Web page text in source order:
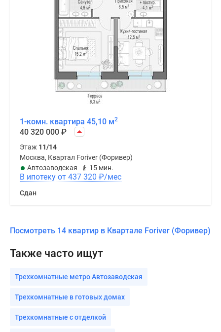
1-комн. квартира 45,10 м2
40 320 000 ₽
Этаж 11/14
Москва, Квартал Foriver (Форивер)
Автозаводская
15 мин.
В ипотеку от 437 320 ₽/мес
Сдан
Посмотреть 14 квартир в Квартале Foriver (Форивер)
Также часто ищут
Трехкомнатные метро Автозаводская
Трехкомнатные в готовых домах
Трехкомнатные с отделкой